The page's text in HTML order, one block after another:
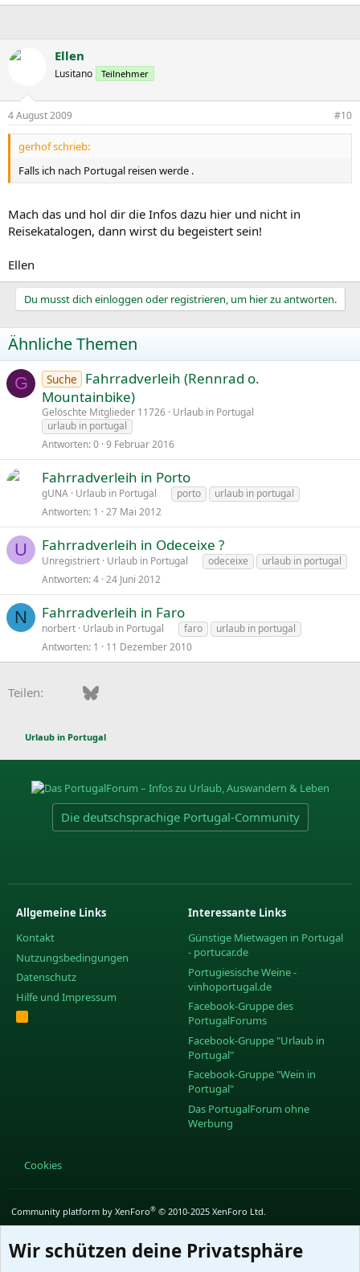
Ellen
Lusitano Teilnehmer
4 August 2009 #10
gerhof schrieb:
Falls ich nach Portugal reisen werde .
Mach das und hol dir die Infos dazu hier und nicht in
Reisekatalogen, dann wirst du begeistert sein!
Ellen
Du musst dich einloggen oder registrieren, um hier zu antworten.
Ähnliche Themen
G Suche
Fahrradverleih (Rennrad o.
Mountainbike)
Gelöschte Mitglieder 11726 Urlaub in Portugal
urlaub in portugal
Antworten 0 9 Februar 2016
Fahrradverleih in Porto
gUNA Urlaub in Portugal porto
urlaub in portugal
Antworten 1 27 Mai 2012
U Fahrradverleih in Odeceixe ?
Unregistriert Urlaub in Portugal odeceixe
urlaub in portugal
Antworten 4 24 Juni 2012
N Fahrradverleih in Faro
norbert Urlaub in Portugal faro
urlaub in portugal
Antworten 1 11 Dezember 2010
Teilen: FacebookBluesky
Urlaub in Portugal
Die deutschsprachige Portugal-Community
Allgemeine Links
Kontakt
Nutzungsbedingungen
Datenschutz
Hilfe und Impressum
R
Interessante Links
Günstige Mietwagen in Portugal
- portucar.de
Portugiesische Weine -
vinhoportugal.de
Facebook-Gruppe des
PortugalForums
Facebook-Gruppe "Urlaub in
Portugal"
Facebook-Gruppe "Wein in
Portugal"
Das PortugalForum ohne
Werbung
Cookies
Community platform by XenForo® © 2010-2025 XenForo Ltd.
Wir schützen deine Privatsphäre